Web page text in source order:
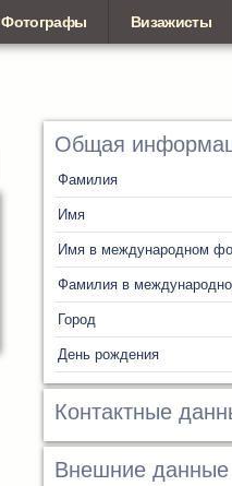
Фотографы Визажисты
Общая
Фамилия
Имя
Имя в международном
Фамилия в
Город
День рождения
Контактные
Внешние данные